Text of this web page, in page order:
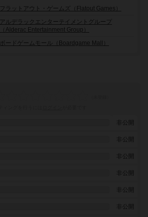
フラットアウト・ゲームズ（Flatout Games）
アルデラックエンターテイメントグループ
（Alderac Entertainment Group）
ボードゲームモール（Boardgame Mall）
非公開
非公開
非公開
非公開
非公開
非公開